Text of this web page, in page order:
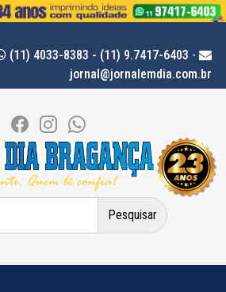
(11) 4033-8383 - (11) 9.7417-6403 -
jornal@jornalemdia.com.br